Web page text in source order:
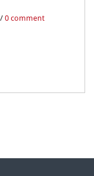
/ 0 comment